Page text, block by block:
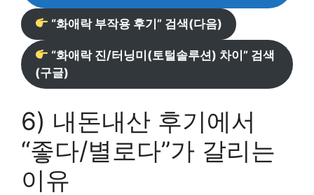
“화애락 부작용 후기” 검색(다음)
“화애락 진/터닝미(토털솔루션) 차이” 검색
(구글)
6) 내돈내산 후기에서
“좋다/별로다”가 갈리는
이유